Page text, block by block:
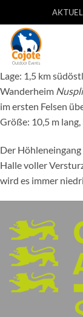
Inhalt
springen
Lage: 1,5 km
Wanderheim
im ersten Felsen
Größe: 10,5 m
Der
Halle voller
wird es immer